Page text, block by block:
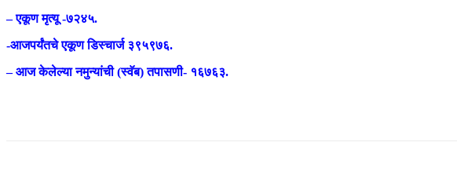
– एकूण मृत्यू -७२४५.
-आजपर्यंतचे एकूण डिस्चार्ज ३९५९७६.
– आज केलेल्या नमुन्यांची (स्वॅब) तपासणी- १६७६३.